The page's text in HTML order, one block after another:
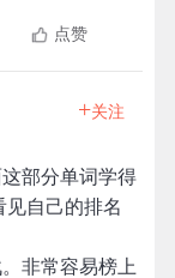
点赞
+关注
部分单词学得
见自己的排名
非常容易榜上